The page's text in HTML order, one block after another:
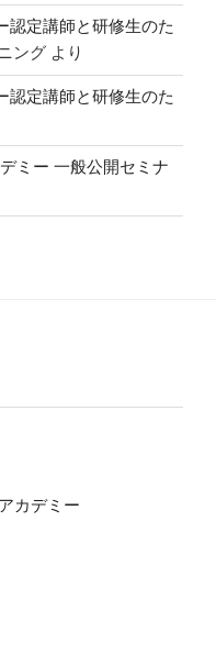
認定講師と研修生のた
ング より
認定講師と研修生のた
ミー 一般公開セミナ
カデミー